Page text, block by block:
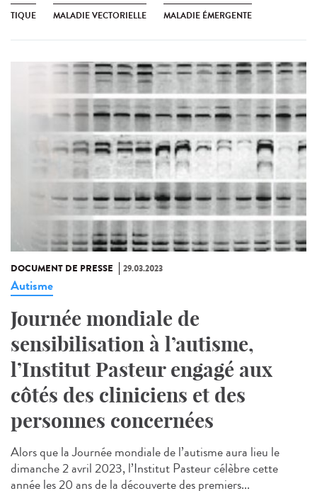
TIQUE MALADIE VECTORIELLE MALADIE ÉMERGENTE
DOCUMENT DE PRESSE 29.03.2023
Autisme
Journée mondiale de
sensibilisation à l’autisme,
l’Institut Pasteur engagé aux
côtés des cliniciens et des
personnes concernées
Alors que la Journée mondiale de l’autisme aura lieu le
dimanche 2 avril 2023, l’Institut Pasteur célèbre cette
année les 20 ans de la découverte des premiers...